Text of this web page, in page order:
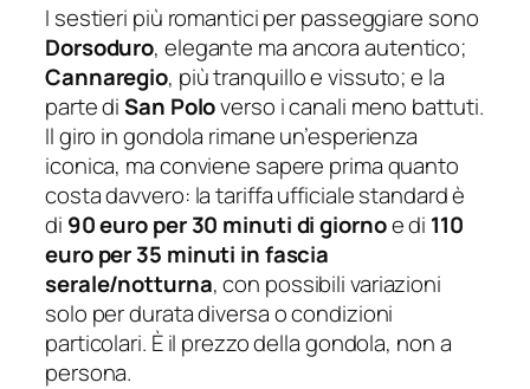
I sestieri più romantici per passeggiare sono
Dorsoduro, elegante ma ancora autentico;
Cannaregio, più tranquillo e vissuto; e la
parte diSan Poloverso i canali meno battuti.
Il giro in gondola rimane un’esperienza
iconica, ma conviene sapere prima quanto
costa davvero: la tariffa ufficiale standard è
di 90 euro per 30 minuti di giornoe di 110
euro per 35 minuti in fascia
serale/notturna, con possibili variazioni
solo per durata diversa o condizioni
particolari. È il prezzo della gondola, non a
persona.